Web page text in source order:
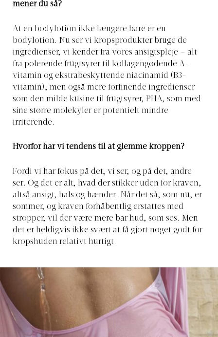
mener du så?
At en bodylotion ikke længere bare er en
bodylotion. Nu ser vi kropsprodukter bruge de
ingredienser, vi kender fra vores ansigtspleje – alt
fra polerende frugtsyrer til kollagengødende A-
vitamin og ekstrabeskyttende niacinamid (B3-
vitamin), men også mere forfinende ingredienser
som den milde kusine til frugtsyrer, PHA, som med
sine større molekyler er potentielt mindre
irriterende.
Hvorfor har vi tendens til at glemme kroppen?
Fordi vi har fokus på det, vi ser, og på det, andre
ser. Og det er alt, hvad der stikker uden for kraven,
altså ansigt, hals og hænder. Når det så, som nu, er
sommer, og kraven forhåbentlig erstattes med
stropper, vil der være mere bar hud, som ses. Men
det er heldigvis ikke svært at få gjort noget godt for
kropshuden relativt hurtigt.